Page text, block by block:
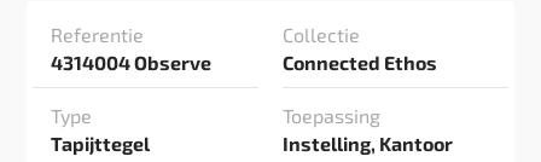
Referentie
4314004 Observe
Collectie
Connected Ethos
Type
Tapijttegel
Toepassing
Instelling, Kantoor